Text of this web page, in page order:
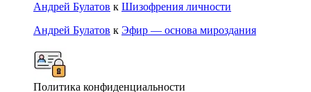
Андрей Булатов к Шизофрения личности
Андрей Булатов к Эфир — основа мироздания
Политика конфиденциальности